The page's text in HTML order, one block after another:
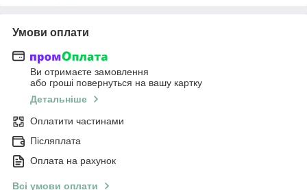
Умови оплати
Ви отримаєте замовлення
або гроші повернуться на вашу картку
Детальніше
Оплатити частинами
Післяплата
Оплата на рахунок
Всі умови оплати